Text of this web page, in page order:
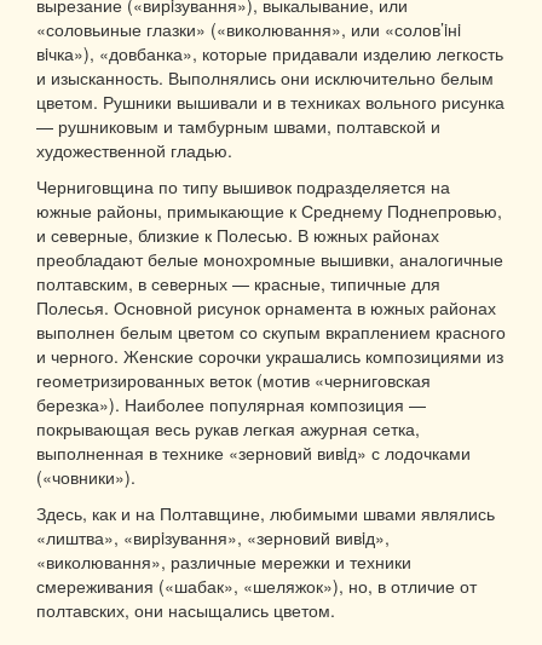
«соловьиные глазки» («виколювання», или «солов’iнi
вiчка»), «довбанка», которые придавали изделию легкость
и изысканность. Выполнялись они исключительно белым
цветом. Рушники вышивали и в техниках вольного рисунка
— рушниковым и тамбурным швами, полтавской и
художественной гладью.
Черниговщина по типу вышивок подразделяется на
южные районы, примыкающие к Среднему Поднепровью,
и северные, близкие к Полесью. В южных районах
преобладают белые монохромные вышивки, аналогичные
полтавским, в северных — красные, типичные для
Полесья. Основной рисунок орнамента в южных районах
выполнен белым цветом со скупым вкраплением красного
и черного. Женские сорочки украшались композициями из
геометризированных веток (мотив «черниговская
березка»). Наиболее популярная композиция —
покрывающая весь рукав легкая ажурная сетка,
выполненная в технике «зерновий вивiд» с лодочками
(«човники»).
Здесь, как и на Полтавщине, любимыми швами являлись
«лиштва», «вирiзування», «зерновий вивiд»,
«виколювання», различные мережки и техники
смереживания («шабак», «шеляжок»), но, в отличие от
полтавских, они насыщались цветом.